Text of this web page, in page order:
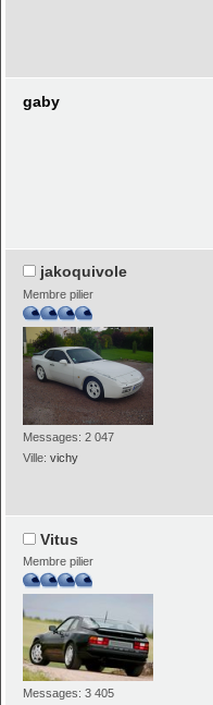
gaby
jakoquivole
Membre pilier
Messages: 2 047
Ville:vichy
Vitus
Membre pilier
Messages: 3 405